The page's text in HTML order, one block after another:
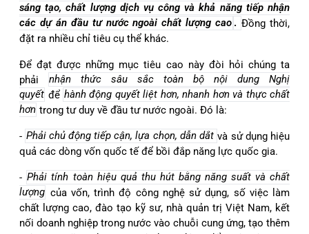
sáng tạo, chất lượng dịch vụ công và khả năng tiếp nhận
các dự án đầu tư nước ngoài chất lượng cao . Đồng thời,
đặt ra nhiều chỉ tiêu cụ thể khác.
Để đạt được những mục tiêu cao này đòi hỏi chúng ta
phải nhận thức sâu sắc toàn bộ nội dung Nghị
quyết để hành động quyết liệt hơn, nhanh hơn và thực chất
hơn trong tư duy về đầu tư nước ngoài. Đó là:
- Phải chủ động tiếp cận, lựa chọn, dẫn dắt và sử dụng hiệu
quả các dòng vốn quốc tế để bồi đắp năng lực quốc gia.
- Phải tính toàn hiệu quả thu hút bằng năng suất và chất
lượng của vốn, trình độ công nghệ sử dụng, số việc làm
chất lượng cao, đào tạo kỹ sư, nhà quản trị Việt Nam, kết
nối doanh nghiệp trong nước vào chuỗi cung ứng, tạo thêm